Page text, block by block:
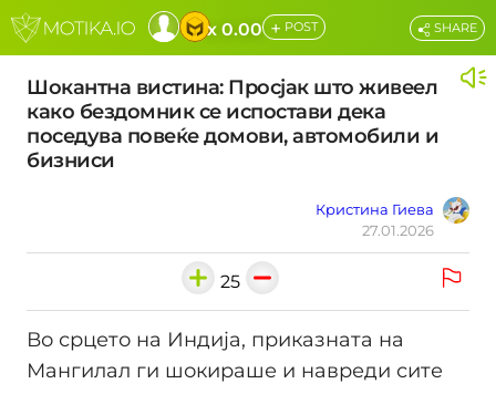
x 0.00 + POST
Шокантна вистина: Просјак што живеел
како бездомник се испостави дека
поседува повеќе домови, автомобили и
бизниси
Кристина Гиева
27.01.2026
SHARE
25
Во срцето на Индија, приказната на
Мангилал ги шокираше и навреди сите